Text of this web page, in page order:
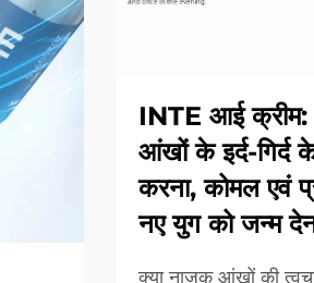
INTE आई क्रीम:
आंखों के इर्द-गिर्द के
करना, कोमल एवं
नए युग को जन्म
क्या नाजुक आंखों की